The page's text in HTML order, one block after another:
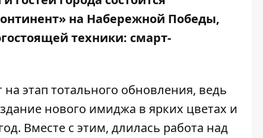
на Набережной Победы,
техники: смарт-
этап тотального обновления, ведь
нового имиджа в ярких цветах и
Вместе с этим, длилась работа над